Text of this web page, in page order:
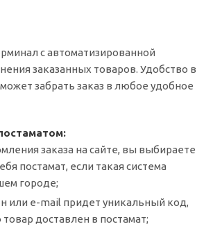
с автоматизированной
заказанных товаров. Удобство в
забрать заказ в любое удобное
заказа на сайте, вы выбираете
постамат, если такая система
городе;
или e-mail придет уникальный код,
товар доставлен в постамат;